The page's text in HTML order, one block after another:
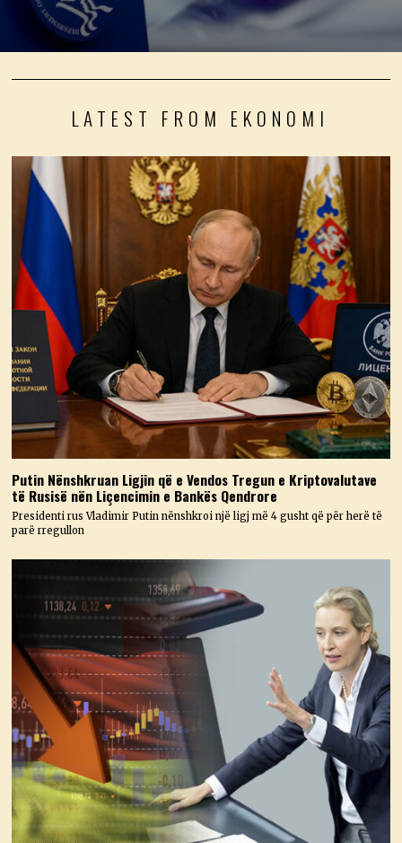
LATEST FROM EKONOMI
Putin Nënshkruan Ligjin që e Vendos Tregun e Kriptovalutave
të Rusisë nën Liçencimin e Bankës Qendrore
Presidenti rus Vladimir Putin nënshkroi një ligj më 4 gusht që për herë të
parë rregullon